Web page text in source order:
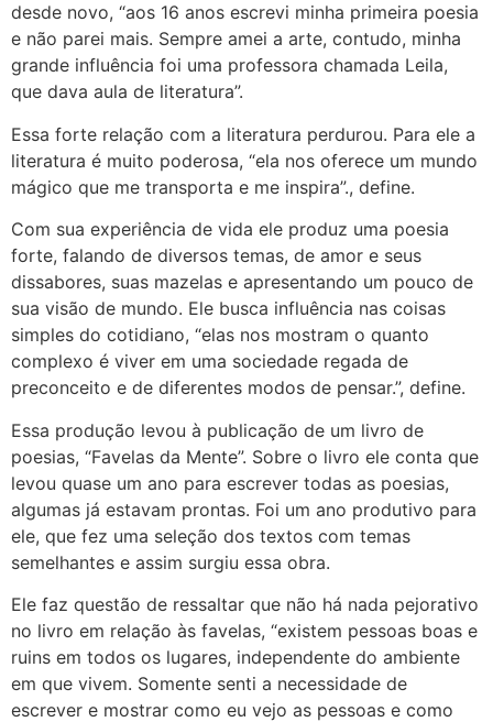
desde novo, “aos 16 anos escrevi minha primeira poesia
e não parei mais. Sempre amei a arte, contudo, minha
grande influência foi uma professora chamada Leila,
que dava aula de literatura”.
Essa forte relação com a literatura perdurou. Para ele a
literatura é muito poderosa, “ela nos oferece um mundo
mágico que me transporta e me inspira”., define.
Com sua experiência de vida ele produz uma poesia
forte, falando de diversos temas, de amor e seus
dissabores, suas mazelas e apresentando um pouco de
sua visão de mundo. Ele busca influência nas coisas
simples do cotidiano, “elas nos mostram o quanto
complexo é viver em uma sociedade regada de
preconceito e de diferentes modos de pensar.”, define.
Essa produção levou à publicação de um livro de
poesias, “Favelas da Mente”. Sobre o livro ele conta que
levou quase um ano para escrever todas as poesias,
algumas já estavam prontas. Foi um ano produtivo para
ele, que fez uma seleção dos textos com temas
semelhantes e assim surgiu essa obra.
Ele faz questão de ressaltar que não há nada pejorativo
no livro em relação às favelas, “existem pessoas boas e
ruins em todos os lugares, independente do ambiente
em que vivem. Somente senti a necessidade de
escrever e mostrar como eu vejo as pessoas e como